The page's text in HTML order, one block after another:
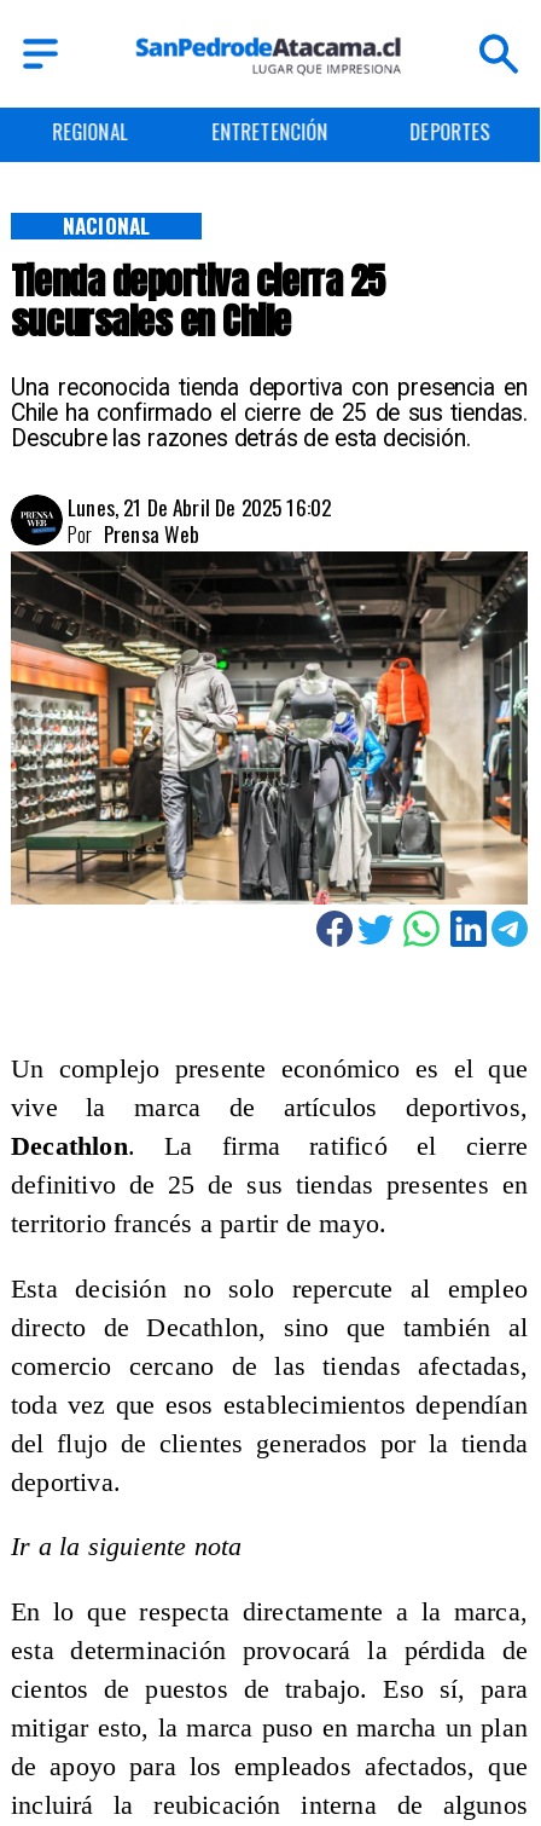
ENTRETENCIÓN DEPORTES CULTURA
Tienda deportiva cierra 25
sucursales en Chile
Una reconocida tienda deportiva con presencia en
Chile ha confirmado el cierre de 25 de sus tiendas.
Descubre las razones detrás de esta decisión.
NACIONAL
Lunes, 21 De Abril De 2025 16:02
Prensa Web
Por
Un complejo presente económico es el que
vive la marca de artículos deportivos,
Decathlon. La firma ratificó el cierre
definitivo de 25 de sus tiendas presentes en
territorio francés a partir de mayo.
Esta decisión no solo repercute al empleo
directo de Decathlon, sino que también al
comercio cercano de las tiendas afectadas,
toda vez que esos establecimientos dependían
del flujo de clientes generados por la tienda
deportiva.
Ir a la siguiente nota
En lo que respecta directamente a la marca,
esta determinación provocará la pérdida de
cientos de puestos de trabajo. Eso sí, para
mitigar esto, la marca puso en marcha un plan
de apoyo para los empleados afectados, que
incluirá la reubicación interna de algunos